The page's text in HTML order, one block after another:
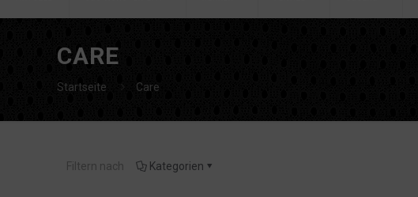
CARE
Startseite Care
Filtern nach Kategorien